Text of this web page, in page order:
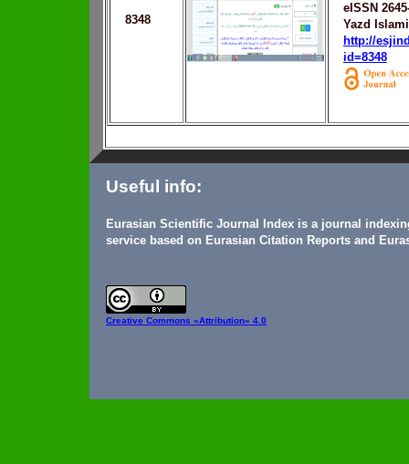
8348
eISSN
Yazd
http://
id=8348
Useful info:
Eurasian Scientific Journal Index is a journal
service based on Eurasian Citation Reports and
Creative Commons «Attribution» 4.0